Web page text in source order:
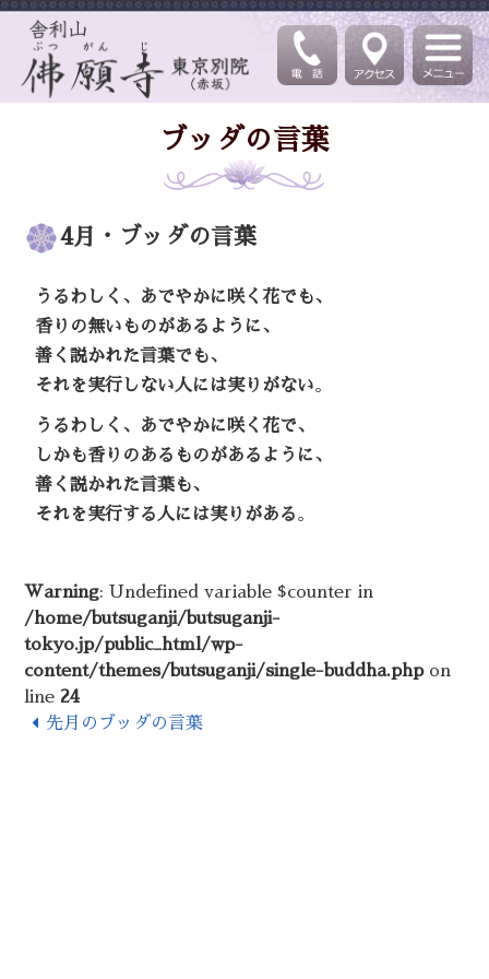
ブッダの言葉
4月・ブッダの言葉
うるわしく、あでやかに咲く花でも、
香りの無いものがあるように、
善く説かれた言葉でも、
それを実行しない人には実りがない。
うるわしく、あでやかに咲く花で、
しかも香りのあるものがあるように、
善く説かれた言葉も、
それを実行する人には実りがある。
Warning: Undefined variable $counter in
/home/butsuganji/butsuganji-
tokyo.jp/public_html/wp-
content/themes/butsuganji/single-buddha.phpon
line 24
先月のブッダの言葉